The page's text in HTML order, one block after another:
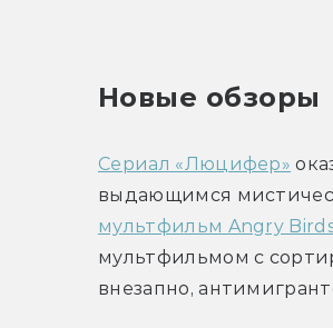
Новые обзоры
Сериал «Люцифер»
мультфильм Angry
мультфильмом с
внезапно,